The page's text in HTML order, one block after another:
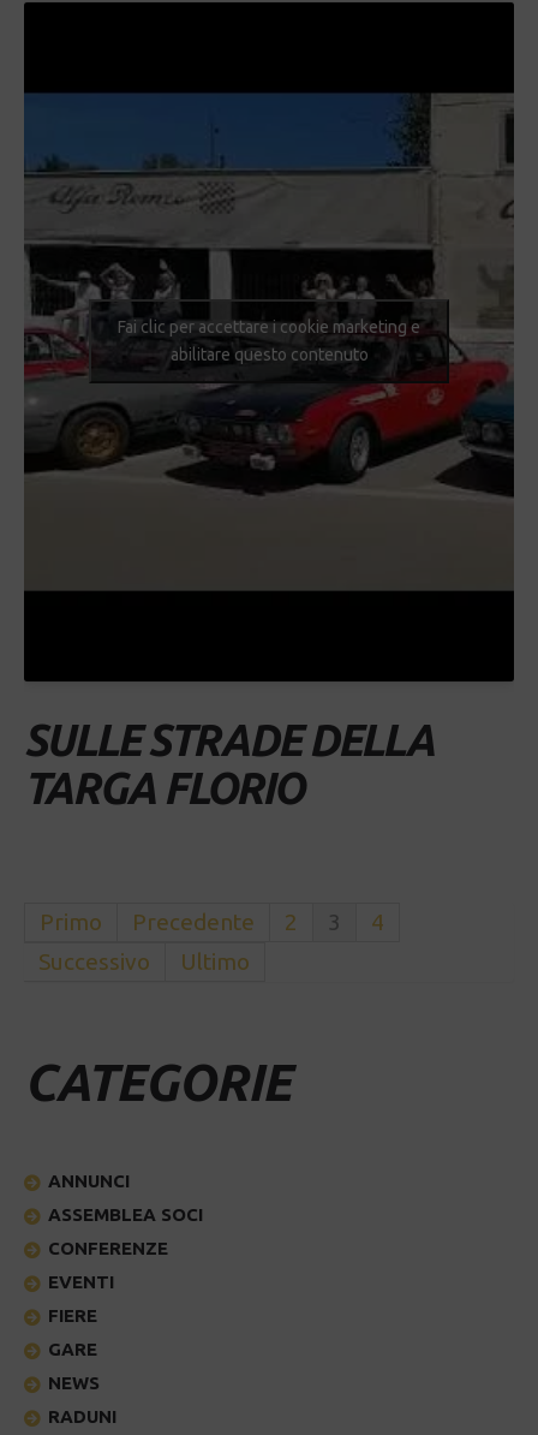
Fai clic per accettare i cookie marketing e
abilitare questo contenuto
SULLE STRADE DELLA
TARGA FLORIO
Primo Precedente 2 3
4
Successivo
Ultimo
CATEGORIE
ANNUNCI
ASSEMBLEA SOCI
CONFERENZE
EVENTI
FIERE
GARE
NEWS
RADUNI